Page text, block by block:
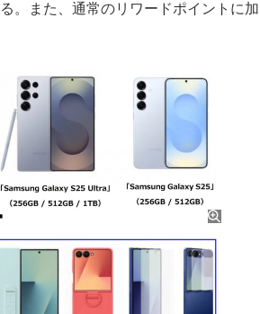
。また、通常のリワードポイントに加